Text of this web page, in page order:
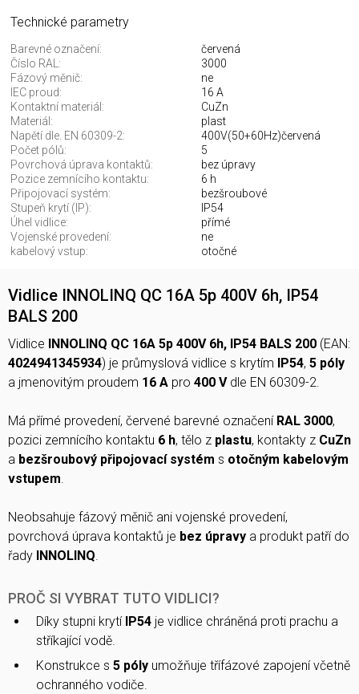
Technické parametry
Barevné označení:
červená
Číslo RAL:
3000
Fázový měnič:
ne
IEC proud:
16 A
Kontaktní materiál:
CuZn
Materiál:
plast
Napětí dle. EN 60309-2:
400V(50+60Hz)červená
Počet pólů:
5
Povrchová úprava kontaktů:
bez úpravy
Pozice zemnícího kontaktu:
6 h
Připojovací systém:
bezšroubové
Stupeň krytí (IP):
IP54
Úhel vidlice:
přímé
Vojenské provedení:
ne
kabelový vstup:
otočné
Vidlice INNOLINQ QC 16A 5p 400V 6h, IP54
BALS 200
Vidlice INNOLINQ QC 16A 5p 400V 6h, IP54 BALS 200 (EAN:
4024941345934) je průmyslová vidlice s krytím IP54, 5 póly
a jmenovitým proudem 16 A pro 400 Vdle EN 60309-2.
Má přímé provedení, červené barevné označení RAL 3000,
pozici zemnícího kontaktu 6 h, tělo z plastu, kontakty z CuZn
a bezšroubový připojovací systém s otočným kabelovým
vstupem.
Neobsahuje fázový měnič ani vojenské provedení,
povrchová úprava kontaktů je bez úpravy a produkt patří do
řady INNOLINQ.
PROČ SI VYBRAT TUTO VIDLICI?
Díky stupni krytí IP54 je vidlice chráněná proti prachu a
stříkající vodě.
Konstrukce s 5 póly umožňuje třífázové zapojení včetně
ochranného vodiče.